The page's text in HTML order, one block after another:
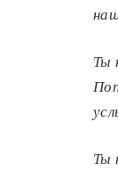
Ты
Ты